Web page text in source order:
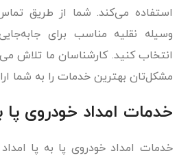
استفاده می‌کند. شما از طریق
وسیله نقلیه مناسب برای
انتخاب کنید. کارشناسان ما تلاش
مشکل‌تان بهترین خدمات را به شما
خدمات امداد خودروی پا
خدمات امداد خودروی پا به پا